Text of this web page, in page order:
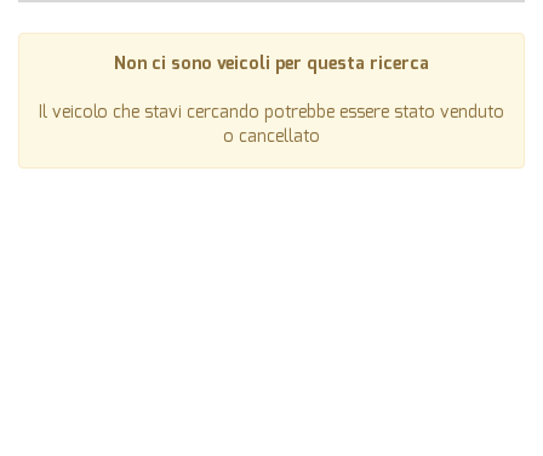
Non ci sono veicoli per questa ricerca
Il veicolo che stavi cercando potrebbe essere stato venduto
o cancellato